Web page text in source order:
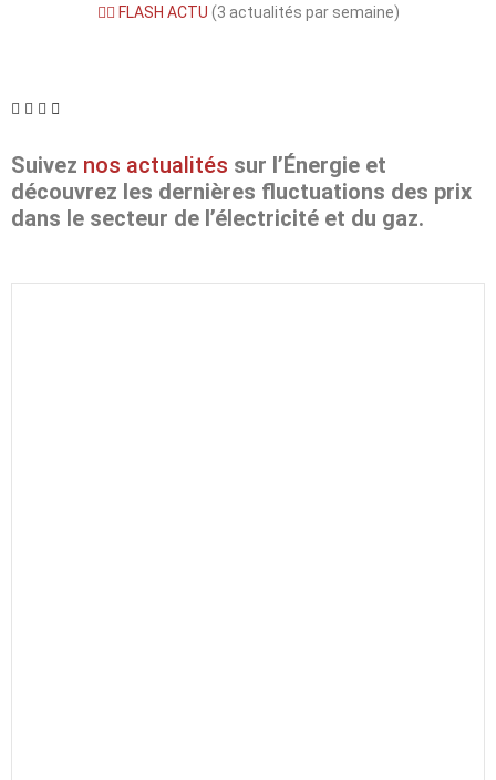
👉🏻 FLASH ACTU (3 actualités par semaine)
Suivez nos actualités sur l’Énergie et
découvrez les dernières fluctuations des prix
dans le secteur de l’électricité et du gaz.